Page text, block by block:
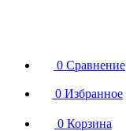
0 Сравнение
0 Избранное
0 Корзина